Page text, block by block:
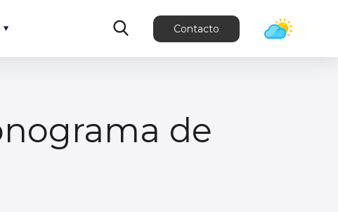
Contacto
de